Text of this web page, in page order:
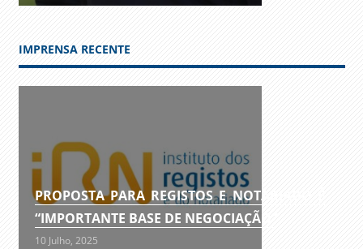
IMPRENSA RECENTE
PROPOSTA PARA REGISTOS E NOTARIADO É
“IMPORTANTE BASE DE NEGOCIAÇÃO”
10 Julho, 2025